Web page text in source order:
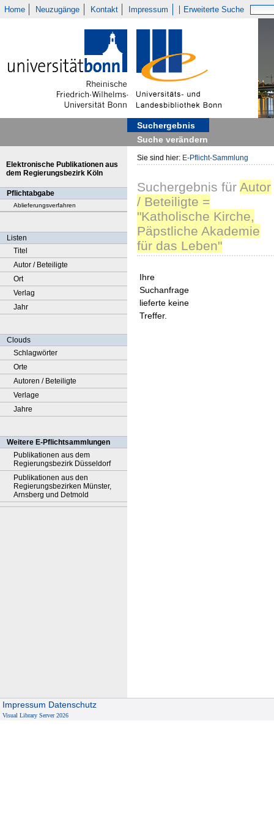
Home Neuzugänge Kontakt Impressum Erweiterte Suche
Suchergebnis
Suche verändern
Elektronische Publikationen aus
dem Regierungsbezirk Köln
Pflichtabgabe
Ablieferungsverfahren
Listen
Titel
Autor / Beteiligte
Ort
Verlag
Jahr
Clouds
Schlagwörter
Orte
Autoren / Beteiligte
Verlage
Jahre
Weitere E-Pflichtsammlungen
Publikationen aus dem
Regierungsbezirk Düsseldorf
Publikationen aus den
Regierungsbezirken Münster,
Arnsberg und Detmold
Sie sind hier: E-Pflicht-Sammlung
Suchergebnis für Autor
/ Beteiligte =
"Katholische Kirche,
Päpstliche Akademie
für das Leben"
Ihre
Suchanfrage
lieferte keine
Treffer.
Impressum Datenschutz
Visual Library Server 2026